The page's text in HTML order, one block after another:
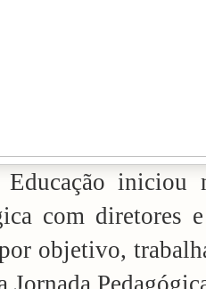
Educação
com diretores
objetivo,